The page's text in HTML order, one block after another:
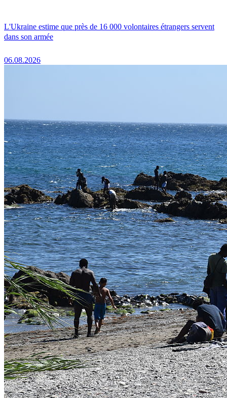
L'Ukraine estime que près de 16 000 volontaires étrangers servent
dans son armée
06.08.2026